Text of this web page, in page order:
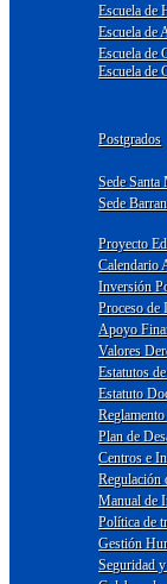
Escuela de
Escuela de
Escuela de
Escuela de
Postgrados
Sede Santa
Sede
Proyecto
Calendario
Inversión
Proceso de
Apoyo
Valores
Estatutos
Estatuto
Plan de
Centros e
Regulación
Manual de
Política de
Gestión
Seguridad